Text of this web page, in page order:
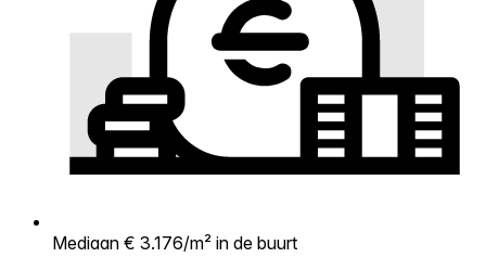
Mediaan € 3.176/m² in de buurt